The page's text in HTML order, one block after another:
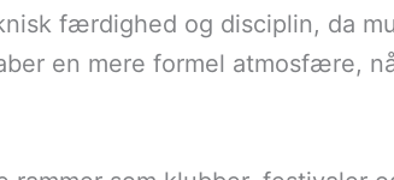
færdighed og disciplin, da
en mere formel atmosfære,